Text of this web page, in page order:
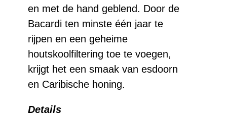
en met de hand geblend. Door de
Bacardi ten minste één jaar te
rijpen en een geheime
houtskoolfiltering toe te voegen,
krijgt het een smaak van esdoorn
en Caribische honing.
Details